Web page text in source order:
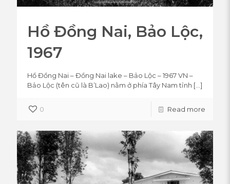
Hồ Đồng Nai, Bảo Lộc,
1967
Hồ Đồng Nai – Đồng Nai lake – Bảo Lộc – 1967 VN –
Bảo Lộc (tên cũ là B’Lao) nằm ở phía Tây Nam tỉnh […]
0 Read more